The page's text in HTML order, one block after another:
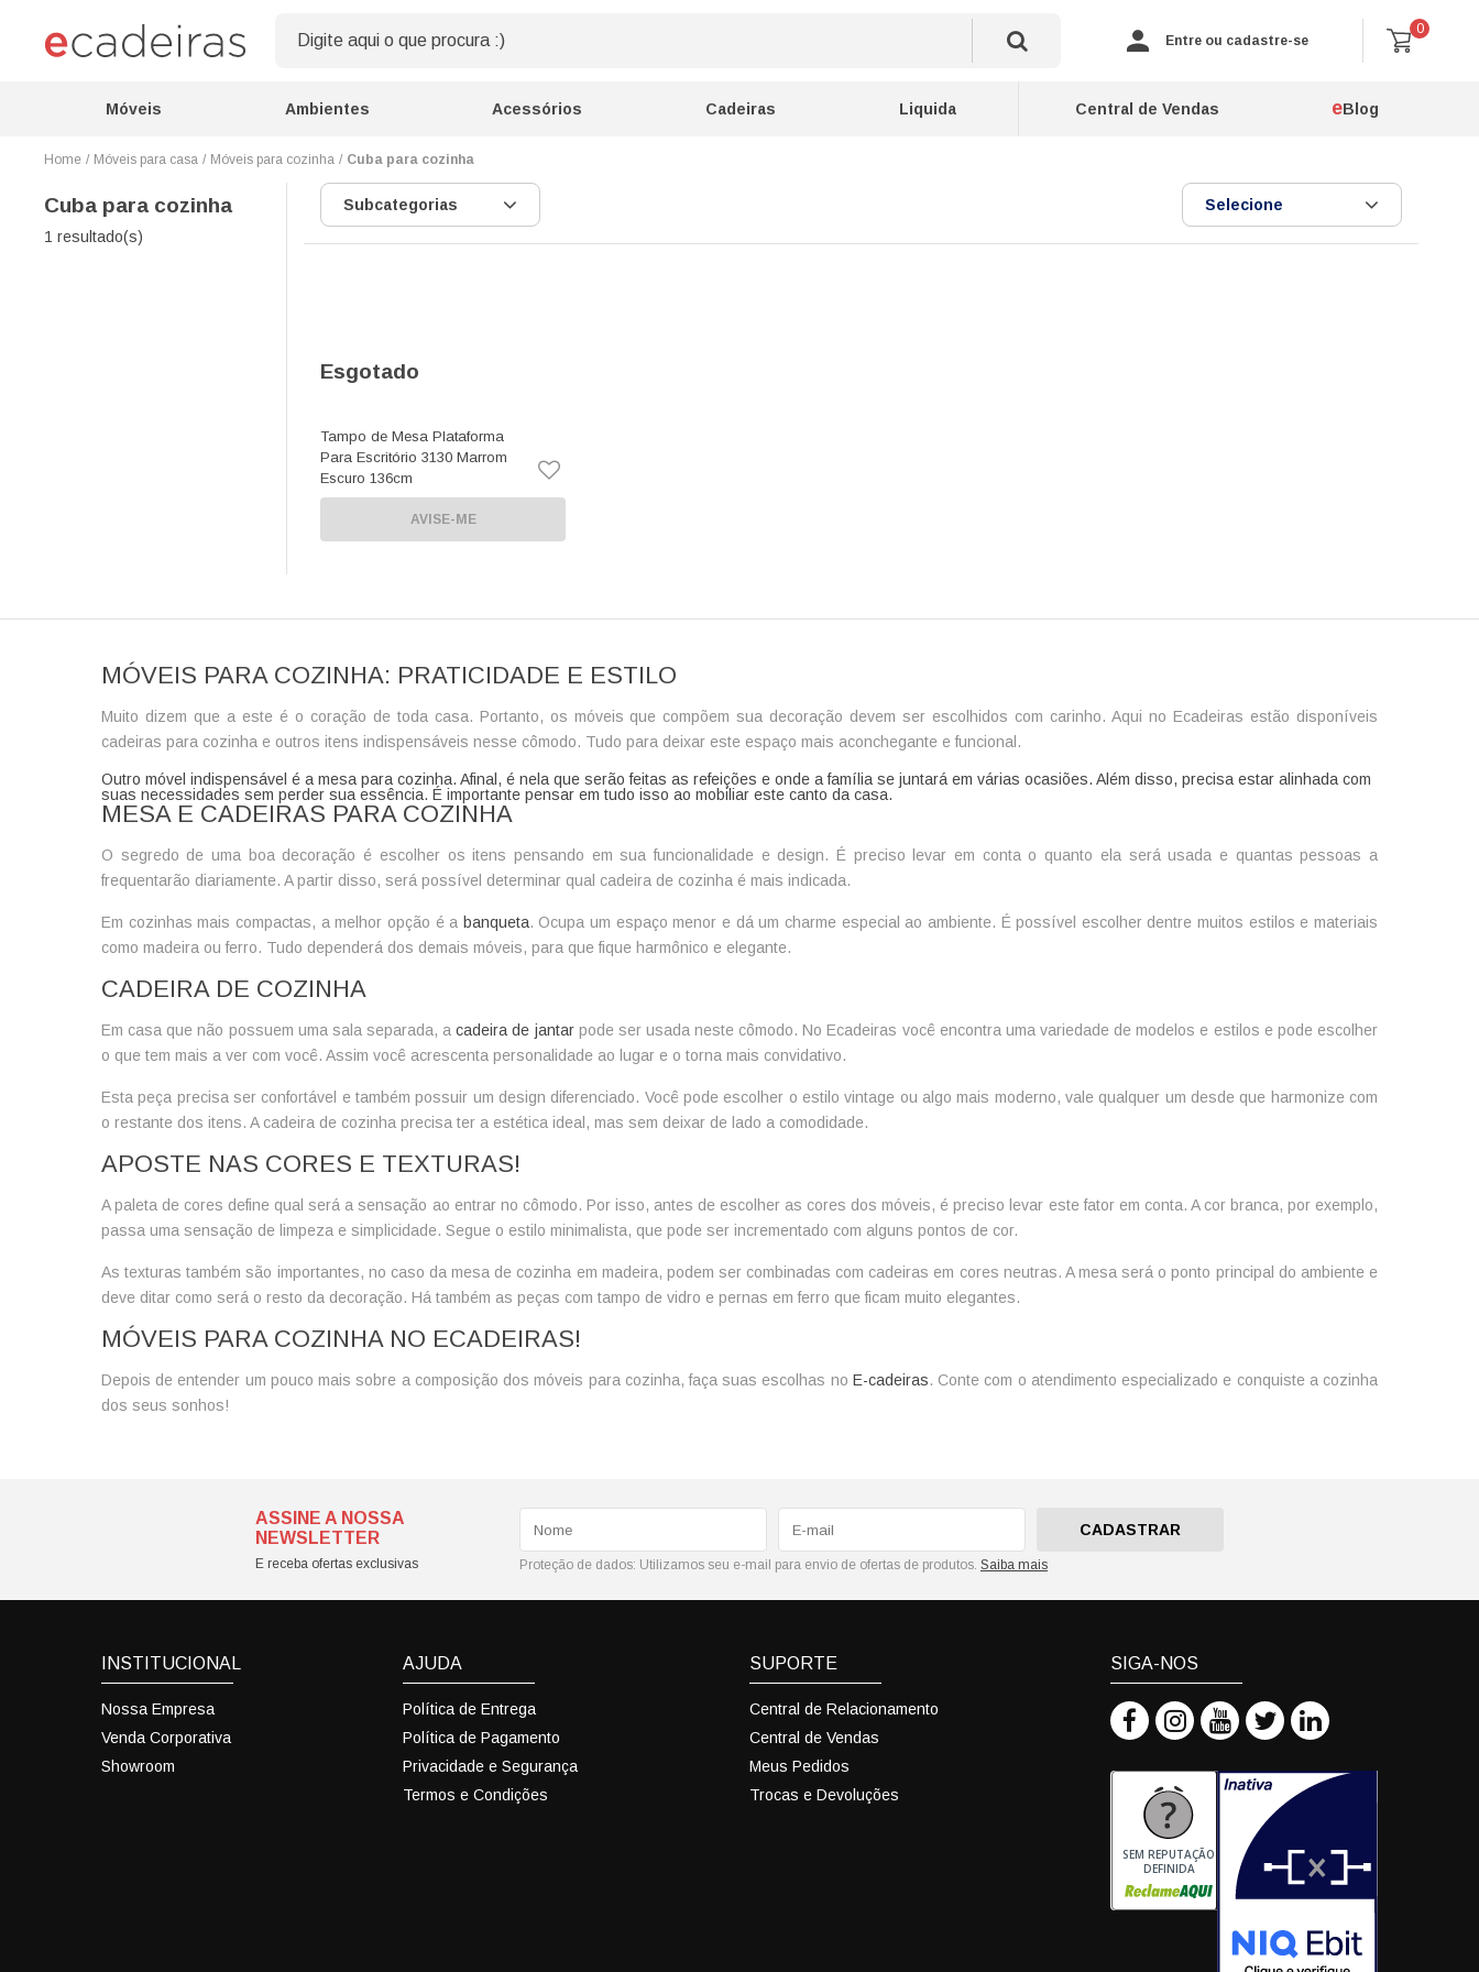
0
Entre ou cadastre-se
Móveis Ambientes Acessórios Cadeiras Liquida Central de Vendas eBlog
Móveis para casa Móveis para cozinha Cuba para cozinha
Cuba para cozinha
1 resultado(s)
Subcategorias Selecione
Esgotado
Tampo de Mesa Plataforma
Para Escritório 3130 Marrom
Escuro 136cm
AVISE-ME
MÓVEIS PARA COZINHA: PRATICIDADE E ESTILO
Muito dizem que a este é o coração de toda casa. Portanto, os móveis que compõem sua decoração devem ser escolhidos com carinho. Aqui no Ecadeiras estão disponíveis
cadeiras para cozinha e outros itens indispensáveis nesse cômodo. Tudo para deixar este espaço mais aconchegante e funcional.
Outro móvel indispensável é a mesa para cozinha. Afinal, é nela que serão feitas as refeições e onde a família se juntará em várias ocasiões. Além disso, precisa estar alinhada com
suas necessidades sem perder sua essência. É importante pensar em tudo isso ao mobiliar este canto da casa.
MESA E CADEIRAS PARA COZINHA
O segredo de uma boa decoração é escolher os itens pensando em sua funcionalidade e design. É preciso levar em conta o quanto ela será usada e quantas pessoas a
frequentarão diariamente. A partir disso, será possível determinar qual cadeira de cozinha é mais indicada.
Em cozinhas mais compactas, a melhor opção é a banqueta. Ocupa um espaço menor e dá um charme especial ao ambiente. É possível escolher dentre muitos estilos e materiais
como madeira ou ferro. Tudo dependerá dos demais móveis, para que fique harmônico e elegante.
CADEIRA DE COZINHA
Em casa que não possuem uma sala separada, acadeira de jantarpode ser usada neste cômodo. No Ecadeiras você encontra uma variedade de modelos e estilos e pode escolher
o que tem mais a ver com você. Assim você acrescenta personalidade ao lugar e o torna mais convidativo.
Esta peça precisa ser confortável e também possuir um design diferenciado. Você pode escolher o estilo vintage ou algo mais moderno, vale qualquer um desde que harmonize com
o restante dos itens. A cadeira de cozinha precisa ter a estética ideal, mas sem deixar de lado a comodidade.
APOSTE NAS CORES E TEXTURAS!
A paleta de cores define qual será a sensação ao entrar no cômodo. Por isso, antes de escolher as cores dos móveis, é preciso levar este fator em conta. A cor branca, por exemplo,
passa uma sensação de limpeza e simplicidade. Segue o estilo minimalista, que pode ser incrementado com alguns pontos de cor.
As texturas também são importantes, no caso damesa de cozinha em madeira, podem ser combinadas com cadeiras em cores neutras. A mesa será o ponto principal do ambiente e
deve ditar como será o resto da decoração. Há também as peças com tampo de vidro e pernas em ferro que ficam muito elegantes.
MÓVEIS PARA COZINHA NO ECADEIRAS!
Depois de entender um pouco mais sobre a composição dos móveis para cozinha, faça suas escolhas no E-cadeiras. Conte com o atendimento especializado e conquiste a cozinha
dos seus sonhos!
ASSINE A NOSSA
NEWSLETTER
E receba ofertas exclusivas
CADASTRAR
Proteção de dados: Utilizamos seu e-mail para envio de ofertas de produtos. Saiba mais
INSTITUCIONAL
Nossa Empresa
Venda Corporativa
Showroom
AJUDA
Política de Entrega
Política de Pagamento
Privacidade e Segurança
Termos e Condições
SUPORTE
Central de Relacionamento
Central de Vendas
Meus Pedidos
Trocas e Devoluções
SIGA-NOS
SEM REPUTAÇÃO
DEFINIDA